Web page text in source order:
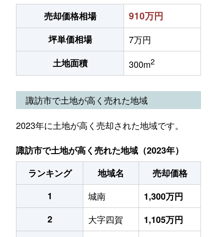
売却価格相場
910万円
坪単価相場
7万円
土地面積
300m2
諏訪市で土地が高く売れた地域
2023年に土地が高く売却された地域です。
諏訪市で土地が高く売れた地域（2023年）
ランキング
地域名
売却価格
1
城南
1,300万円
2
大字四賀
1,105万円